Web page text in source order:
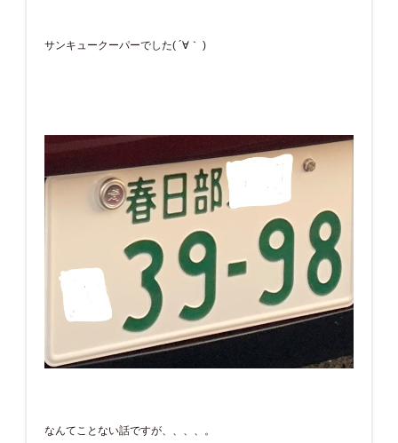
サンキュークーパーでした( ´∀｀ )
なんてことない話ですが、、、、。